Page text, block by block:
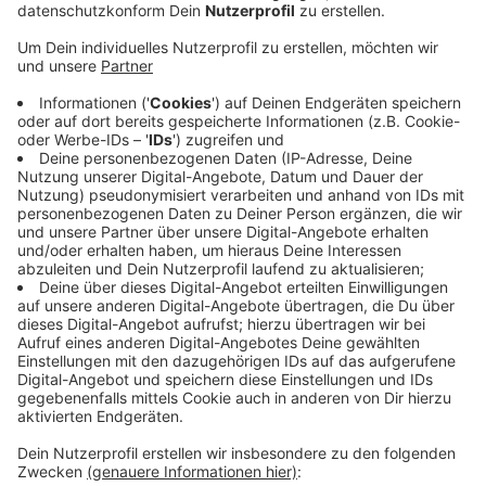
Sie unterstützt die nicht-städtische Kulturarbeit in
diesem Jahr mit 13.000 Euro. Unter den 54 Projekten,
für die Förderung beantragt wurde, seien viele
gewesen, die sich künstlerlich explizit mit der
aktuellen Situation auseinandersetzen, so die Stadt.
Den Zuschlag haben am Ende vier Kulturprojekte aus
der Stadt bekommen. Darunter der Verein Mischpoke,
das Schauspiel-Duo "Die Fabulanten", das
RaumOrt.Kollektiv und die Regisseurin Tabea Pollen.
Laut Stadt sind aus dem Kulturförderprogramm auch
jetzt noch gut 6.000 Euro übrig. Anträge kann man
weiterhin beim Kulturbüro stellen. Weitere
Informationen gibt es auf derWebsite des
Kulturbüros.
Anzeige